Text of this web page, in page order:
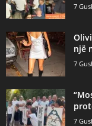
7
një
7
7